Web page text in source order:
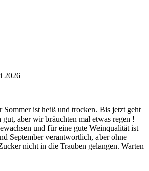
2026
Sommer ist heiß und trocken. Bis jetzt geht
gut, aber wir bräuchten mal etwas regen !
und für eine gute Weinqualität ist
September verantwortlich, aber ohne
nicht in die Trauben gelangen. Warten